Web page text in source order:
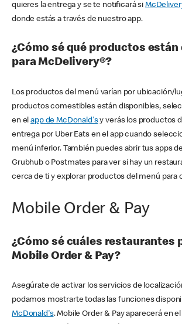
quieres la entrega y se te notificará si
donde estás a través de nuestro app.
¿Cómo sé qué productos
para McDelivery®?
Los productos del menú varían por ubicación/
productos comestibles están disponibles,
en elapp de McDonald'sy verás los productos
entrega por Uber Eats en el app cuando
menú inferior. También puedes abrir tus apps
Grubhub o Postmates para ver si hay un
cerca de ti y explorar productos del menú para
Mobile Order & Pay
¿Cómo sé cuáles restaurantes
Mobile Order & Pay?
Asegúrate de activar los servicios de
podamos mostrarte todas las funciones
McDonald's. Mobile Order & Pay aparecerá en el